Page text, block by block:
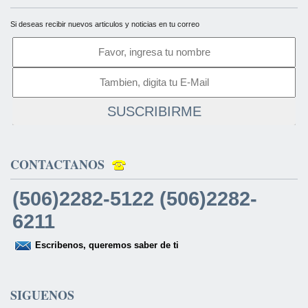
Si deseas recibir nuevos articulos y noticias en tu correo
SUSCRIBIRME
CONTACTANOS
(506)2282-5122 (506)2282-
6211
Escribenos, queremos saber de ti
SIGUENOS